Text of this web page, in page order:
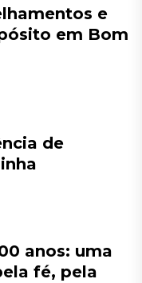
e
em Bom
de
anos: uma
fé, pela